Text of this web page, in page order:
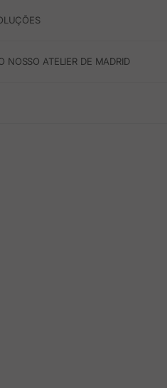
NOSSO ATELIER DE MADRID